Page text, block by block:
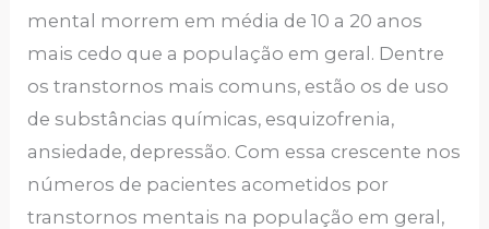
mental morrem em média de 10 a 20 anos
mais cedo que a população em geral. Dentre
os transtornos mais comuns, estão os de uso
de substâncias químicas, esquizofrenia,
ansiedade, depressão. Com essa crescente nos
números de pacientes acometidos por
transtornos mentais na população em geral,